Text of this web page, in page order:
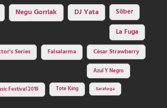
Negu Gorriak DJ Yata
Sôber
La Fuga
Series Falsalarma César Strawberry
Azul Y Negro
Festival 2019 Tote King Saratoga